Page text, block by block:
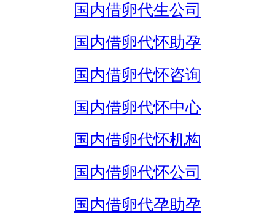
国内借卵代生公司
国内借卵代怀助孕
国内借卵代怀咨询
国内借卵代怀中心
国内借卵代怀机构
国内借卵代怀公司
国内借卵代孕助孕